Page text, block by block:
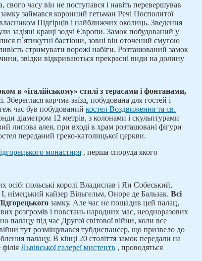
свого часу він не поступався і навіть перевершував
займався коронний гетьман Речі Посполитої
Підгірців і найближчих околиць. Зведення
задіяні кращі зодчі Європи. Замок побудований у
п`ятикутні бастіони, зовні він оточений смугою
стримувати ворожі набіги. Розташований замок
звідки відкриваються прекрасні види на долину
в «італійському» стилі з терасами і фонтанами,
корчма-заїзд, побудована для гостей і
час був побудований костел Воздвиження та св.
діаметром 12 метрів, з колонами і скульптурами
липова алея, при вході в храм розташовані фігури
переданий греко-католицької церкви.
монастиря , перша споруда якого
осіб: польські королі Владислав і Ян Собеський,
німецький кайзер Вільгельм, Оноре де Бальзак. Всі
замку. Але час не пощадив цей палац,
розгромів і повстань народних мас, неодноразових
під час Другої світової війни, коли все
тут розміщувався тубдиспансер, що призвело до
палацу. В кінці 20 століття замок передали на
Львівської галереї мистецтв , проводяться